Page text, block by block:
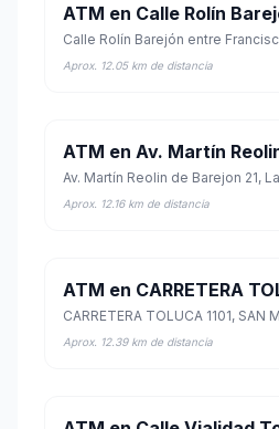
Aprox. 12.05 km de distancia
ATM en Av. Martín
Aprox. 12.16 km de distancia
ATM en CARRETERA
CARRETERA TOLUCA 1101, SAN
Aprox. 12.39 km de distancia